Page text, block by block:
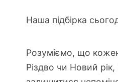
Наша підбірка
Розуміємо, що
Різдво чи Новий